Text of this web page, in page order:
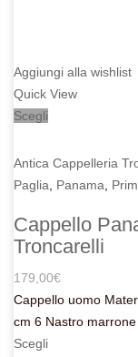
Aggiungi alla wishlist
Quick View
Scegli
Antica Cappelleria
Paglia, Panama,
Cappello
Troncarelli
179,00€
Cappello uomo
cm 6 Nastro
Scegli